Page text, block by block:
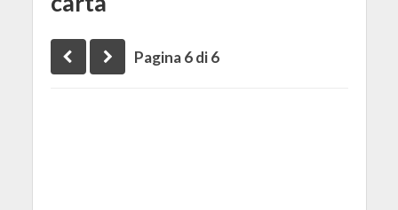
Pagina 6 di 6